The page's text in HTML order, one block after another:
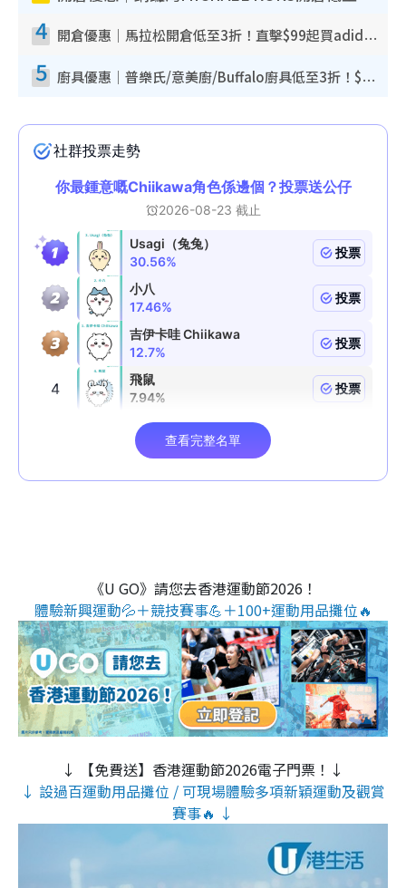
4 開倉優惠｜馬拉松開倉低至3折！直擊$99起買adidas／New Balance／Puma鞋款 STANLEY保溫杯劈價至$119起
5 廚具優惠｜普樂氏/意美廚/Buffalo廚具低至3折！$89起買煎鍋／炒鑊／個人鍋 同場小家電激減至$99起
《U GO》請您去香港運動節2026！
體驗新興運動💦＋競技賽事💪＋100+運動用品攤位🔥
↓ 【免費送】香港運動節2026電子門票！↓
↓ 設過百運動用品攤位 / 可現場體驗多項新穎運動及觀賞
賽事🔥 ↓